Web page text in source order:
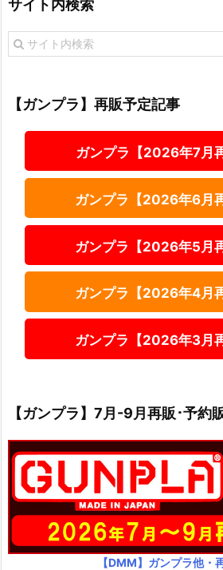
サイト内検索
【ガンプラ】再販予定記事
ガンプラ【2026年7月
ガンプラ【2026年6月
ガンプラ【2026年5月
ガンプラ【2026年4月
ガンプラ【2026年3月
【ガンプラ】7月-9月再販･予約
【DMM】ガンプラ他・